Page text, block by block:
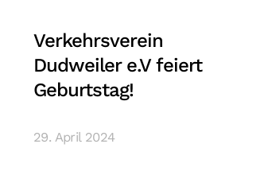
Verkehrsverein
Dudweiler e.V feiert
Geburtstag!
29. April 2024